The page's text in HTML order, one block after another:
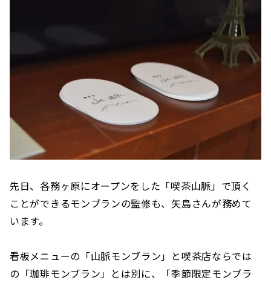
先日、各務ヶ原にオープンをした「喫茶山脈」で頂く
ことができるモンブランの監修も、矢島さんが務めて
います。
看板メニューの「山脈モンブラン」と喫茶店ならでは
の「珈琲モンブラン」とは別に、「季節限定モンブラ